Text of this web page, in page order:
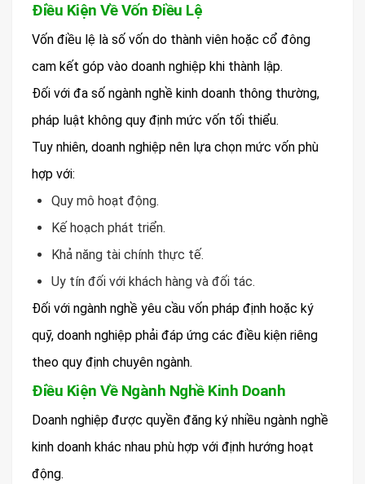
Điều Kiện Về Vốn Điều Lệ
Vốn điều lệ là số vốn do thành viên hoặc cổ đông
cam kết góp vào doanh nghiệp khi thành lập.
Đối với đa số ngành nghề kinh doanh thông thường,
pháp luật không quy định mức vốn tối thiểu.
Tuy nhiên, doanh nghiệp nên lựa chọn mức vốn phù
hợp với:
Quy mô hoạt động.
Kế hoạch phát triển.
Khả năng tài chính thực tế.
Uy tín đối với khách hàng và đối tác.
Đối với ngành nghề yêu cầu vốn pháp định hoặc ký
quỹ, doanh nghiệp phải đáp ứng các điều kiện riêng
theo quy định chuyên ngành.
Điều Kiện Về Ngành Nghề Kinh Doanh
Doanh nghiệp được quyền đăng ký nhiều ngành nghề
kinh doanh khác nhau phù hợp với định hướng hoạt
động.